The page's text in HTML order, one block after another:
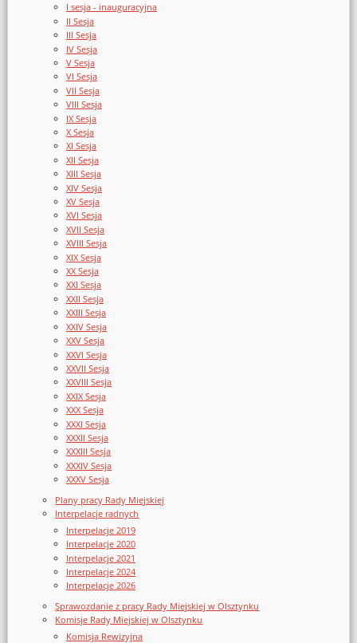
I sesja - inauguracyjna
II Sesja
III Sesja
IV Sesja
V Sesja
VI Sesja
VII Sesja
VIII Sesja
IX Sesja
X Sesja
XI Sesja
XII Sesja
XIII Sesja
XIV Sesja
XV Sesja
XVI Sesja
XVII Sesja
XVIII Sesja
XIX Sesja
XX Sesja
XXI Sesja
XXII Sesja
XXIII Sesja
XXIV Sesja
XXV Sesja
XXVI Sesja
XXVII Sesja
XXVIII Sesja
XXIX Sesja
XXX Sesja
XXXI Sesja
XXXII Sesja
XXXIII Sesja
XXXIV Sesja
XXXV Sesja
Plany pracy Rady Miejskiej
Interpelacje radnych
Interpelacje 2019
Interpelacje 2020
Interpelacje 2021
Interpelacje 2024
Interpelacje 2026
Sprawozdanie z pracy Rady Miejskiej w Olsztynku
Komisje Rady Miejskiej w Olsztynku
Komisja Rewizyjna